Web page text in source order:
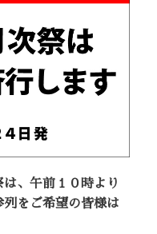
、午前１０時より
をご希望の皆様は